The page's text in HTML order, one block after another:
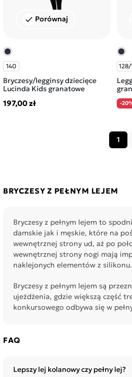
check Porównaj
140
Bryczesy/legginsy dziecięce
Lucinda Kids granatowe
197,00 zł
128/
-
1
BRYCZESY Z PEŁNYM LEJEM
Bryczesy z pełnym lejem to
damskie jak i męskie, które na
wewnętrznej strony ud, aż po
wewnętrznej strony nogi mają
naklejonych elementów z silikonu.
Bryczesy z pełnym lejem są
ujeżdżenia, gdzie większą część
konkursowego odbywa się w
FAQ
Lepszy lej kolanowy czy pełny lej?